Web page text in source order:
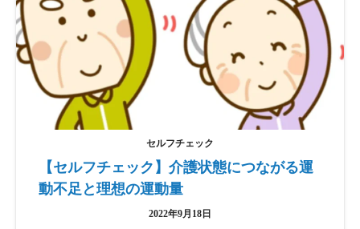
セルフチェック
【セルフチェック】介護状態につながる運
動不足と理想の運動量
2022年9月18日